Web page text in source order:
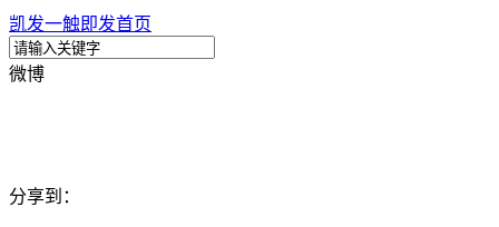
凯发一触即发首页
微博
分享到：